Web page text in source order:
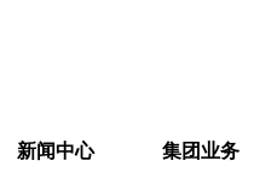
新闻中心 集团业务